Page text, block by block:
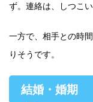
ず。連絡は、しつこ
一方で、相手との時
りそうです。
結婚・婚期